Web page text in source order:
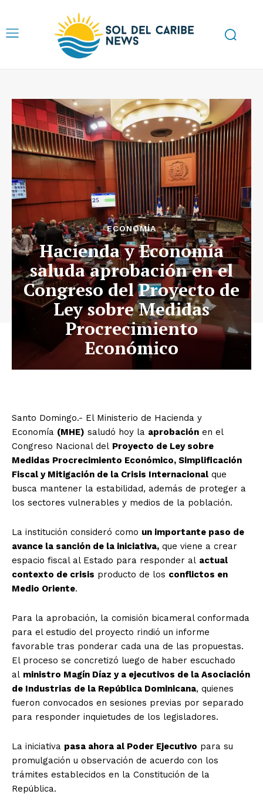
ECONOMÍA
Hacienda y Economía
saluda aprobación en el
Congreso del Proyecto de
Ley sobre Medidas
Procrecimiento
Económico
Santo Domingo.- El Ministerio de Hacienda y
Economía (MHE) saludó hoy la aprobación en el
Congreso Nacional del Proyecto de Ley sobre
Medidas Procrecimiento Económico, Simplificación
Fiscal y Mitigación de la Crisis Internacional que
busca mantener la estabilidad, además de proteger a
los sectores vulnerables y medios de la población.
La institución consideró como un importante paso de
avance la sanción de la iniciativa, que viene a crear
espacio fiscal al Estado para responder al actual
contexto de crisis producto de los conflictos en
Medio Oriente.
Para la aprobación, la comisión bicameral conformada
para el estudio del proyecto rindió un informe
favorable tras ponderar cada una de las propuestas.
El proceso se concretizó luego de haber escuchado
al ministro Magín Díaz y a ejecutivos de la Asociación
de Industrias de la República Dominicana, quienes
fueron convocados en sesiones previas por separado
para responder inquietudes de los legisladores.
La iniciativa pasa ahora al Poder Ejecutivo para su
promulgación u observación de acuerdo con los
trámites establecidos en la Constitución de la
República.